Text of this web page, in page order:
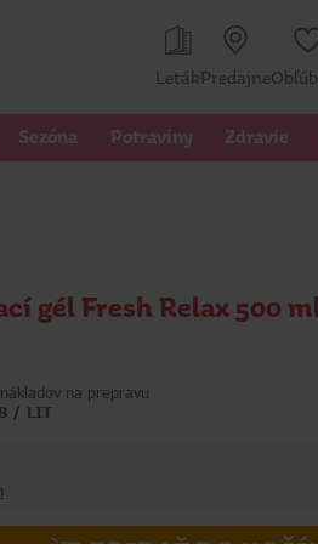
LetákPredajne
Sezóna Potraviny Zdravie
gél Fresh Relax 500
na prepravu
/ LIT